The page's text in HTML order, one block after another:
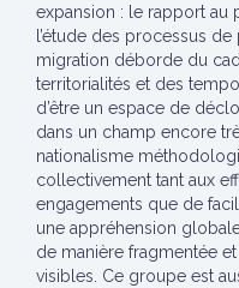
expansion : le rapport au
l’étude des processus
migration déborde du
territorialités et des
d’être un espace de
dans un champ encore
nationalisme
collectivement tant aux
engagements que de
une appréhension
de manière fragmentée
visibles. Ce groupe est